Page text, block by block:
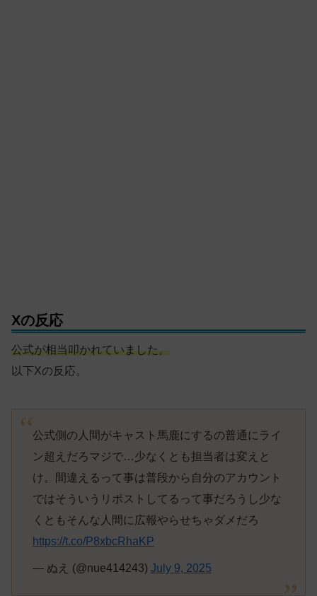
Xの反応
公式が相当叩かれていました。
以下Xの反応。
公式側の人間がキャスト馬鹿にするの普通にライ
ン超えだろマジで…少なくとも担当者は変えと
け。間違えるって事は普段から自分のアカウント
ではそういうリポストしてるって事だろうし少な
くともそんな人間に広報やらせちゃダメだろ
https://t.co/P8xbcRhaKP
— ぬえ (@nue414243) July 9, 2025